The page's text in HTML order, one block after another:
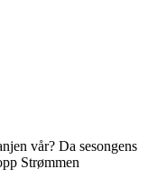
vår? Da sesongens
Strømmen